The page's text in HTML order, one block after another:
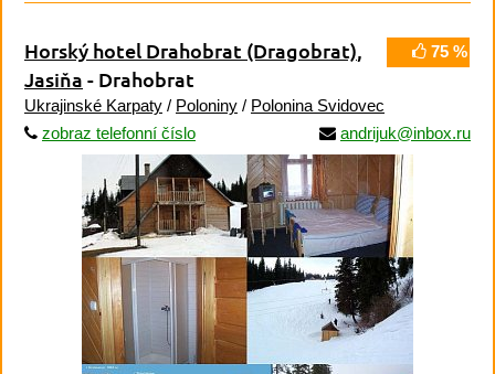
75 %
Horský hotel Drahobrat (Dragobrat),
Jasiňa - Drahobrat
Ukrajinské Karpaty / Poloniny / Polonina Svidovec
zobraz telefonní číslo
andrijuk@inbox.ru